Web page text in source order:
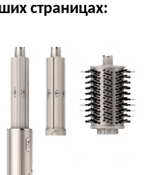
страницах: